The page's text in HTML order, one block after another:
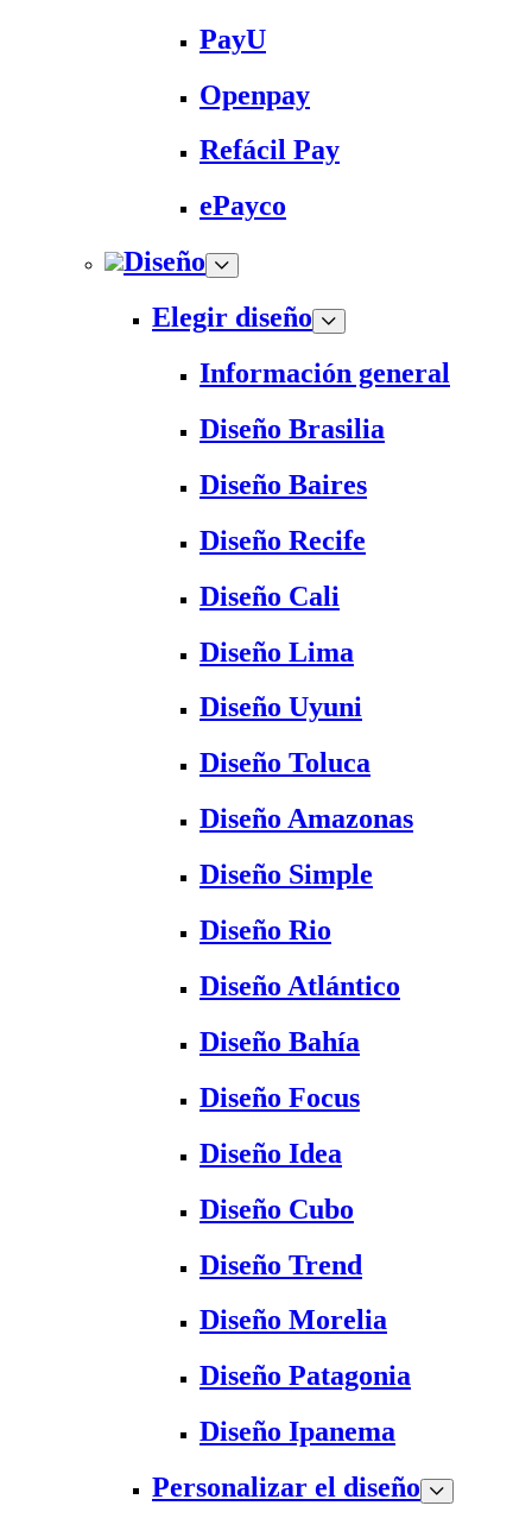
PayU
Openpay
Refácil Pay
ePayco
Diseño
Elegir diseño
Información general
Diseño Brasilia
Diseño Baires
Diseño Recife
Diseño Cali
Diseño Lima
Diseño Uyuni
Diseño Toluca
Diseño Amazonas
Diseño Simple
Diseño Rio
Diseño Atlántico
Diseño Bahía
Diseño Focus
Diseño Idea
Diseño Cubo
Diseño Trend
Diseño Morelia
Diseño Patagonia
Diseño Ipanema
Personalizar el diseño